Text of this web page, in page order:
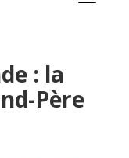
: la
Père